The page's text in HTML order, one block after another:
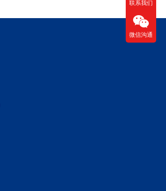
联系我们
微信沟通